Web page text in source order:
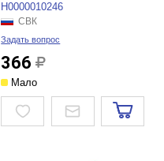
Н0000010246
СВК
Задать вопрос
366
Мало